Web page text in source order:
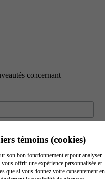
concernant
témoins (cookies)
son bon fonctionnement et pour analyser
offrir une expérience personnalisée et
que si vous donnez votre consentement en